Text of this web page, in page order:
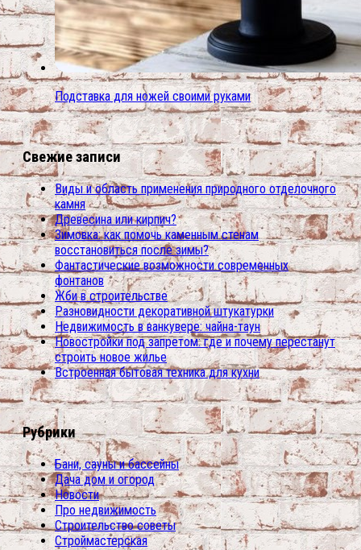
Подставка для ножей своими руками
Свежие записи
Виды и область применения природного отделочного
камня
Древесина или кирпич?
Зимовка: как помочь каменным стенам
восстановиться после зимы?
Фантастические возможности современных
фонтанов
Жби в строительстве
Разновидности декоративной штукатурки
Недвижимость в ванкувере: чайна-таун
Новостройки под запретом: где и почему перестанут
строить новое жилье
Встроенная бытовая техника для кухни
Рубрики
Бани, сауны и бассейны
Дача дом и огород
Новости
Про недвижимость
Строительство советы
Строймастерская